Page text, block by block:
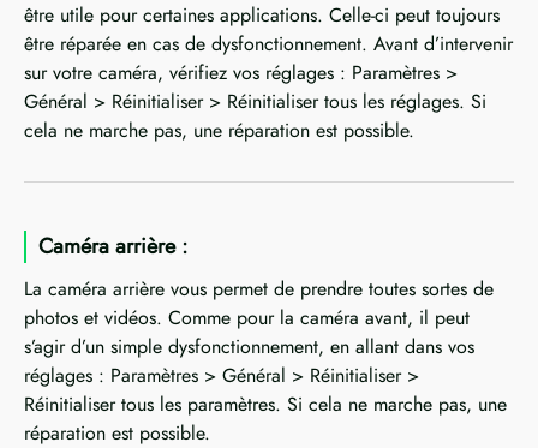
être utile pour certaines applications. Celle-ci peut toujours
être réparée en cas de dysfonctionnement. Avant d’intervenir
sur votre caméra, vérifiez vos réglages : Paramètres >
Général > Réinitialiser > Réinitialiser tous les réglages. Si
cela ne marche pas, une réparation est possible.
Caméra arrière :
La caméra arrière vous permet de prendre toutes sortes de
photos et vidéos. Comme pour la caméra avant, il peut
s’agir d’un simple dysfonctionnement, en allant dans vos
réglages : Paramètres > Général > Réinitialiser >
Réinitialiser tous les paramètres. Si cela ne marche pas, une
réparation est possible.